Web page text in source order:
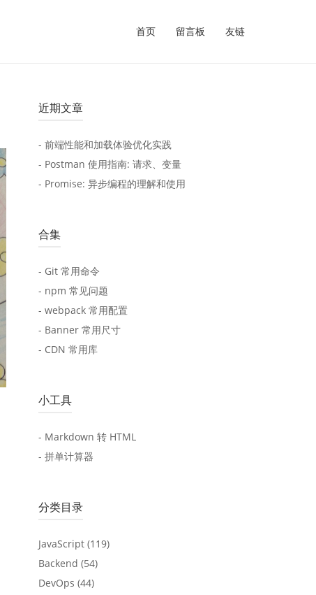
首页 留言板 友链
近期文章
- 前端性能和加载体验优化实践
- Postman 使用指南: 请求、变量
- Promise: 异步编程的理解和使用
合集
- Git 常用命令
- npm 常见问题
- webpack 常用配置
- Banner 常用尺寸
- CDN 常用库
小工具
- Markdown 转 HTML
- 拼单计算器
分类目录
JavaScript(119)
Backend (54)
DevOps (44)